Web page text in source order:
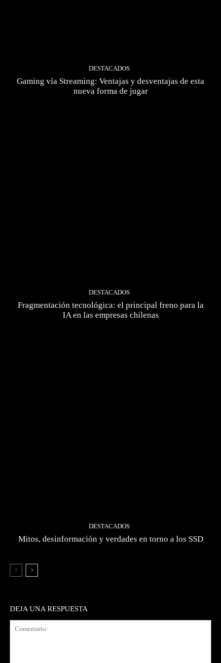
DESTACADOS
Gaming vía Streaming: Ventajas y desventajas de esta
nueva forma de jugar
DESTACADOS
Fragmentación tecnológica: el principal freno para la
IA en las empresas chilenas
DESTACADOS
Mitos, desinformación y verdades en torno a los SSD
DEJA UNA RESPUESTA